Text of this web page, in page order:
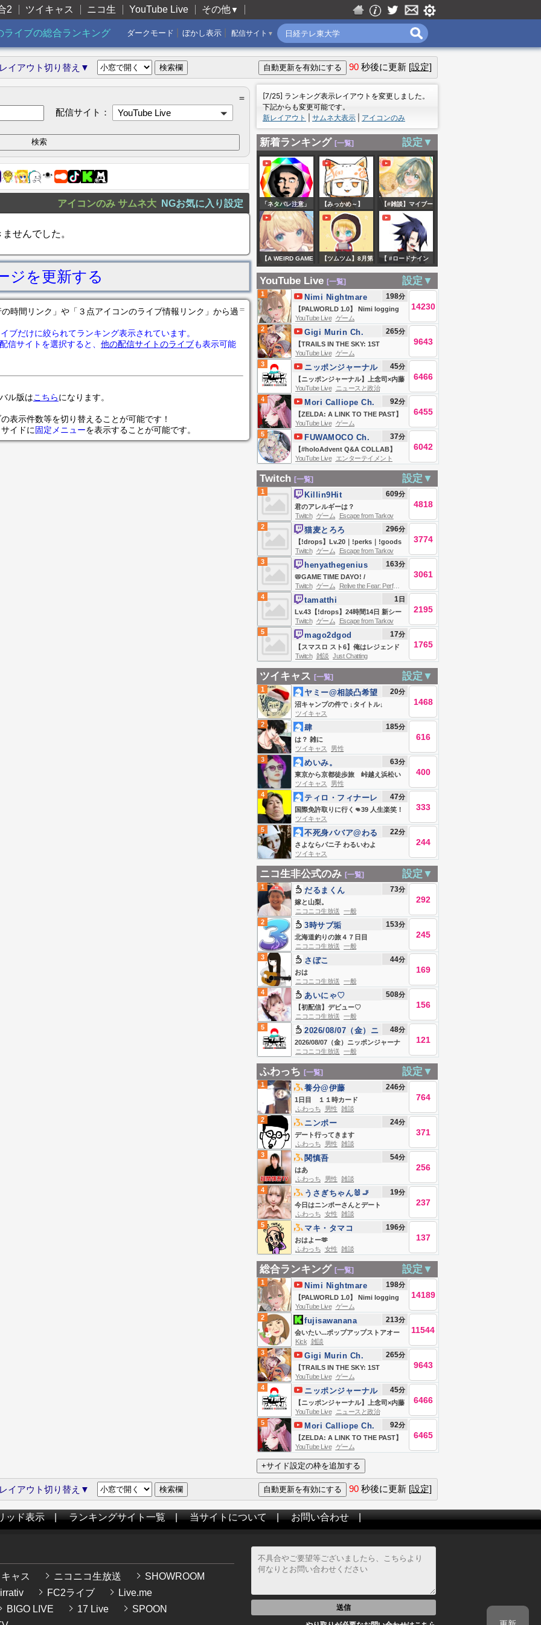
2 ツイキャス ニコ生 YouTube Live その他▼
ライブの総合ランキング 配信サイト ▼
ぼかし表示
ダークモード
イアウト切り替え▼ 90 秒後に更新 [設定]
＝
配信サイト：
YouTube Live
アイコンのみ サムネ大 NGお気に入り設定
せんでした。
ジを更新する
＝
時間リンク」や「３点アイコンのライブ情報リンク」から過
ブだけに絞られてランキング表示されています。
信サイトを選択すると、 他の配信サイトのライブも表示可能
ル版はこちらになります。
表示件数等を切り替えることが可能です！
イドに固定メニューを表示することが可能です。
[7/25] ランキング表示レイアウトを変更しました。
下記からも変更可能です。
新レイアウト
サムネ大表示 アイコンのみ
新着ランキング [一覧] 設定▼
「ネタバレ注意」
ソードイノシシオ
フライン デスゲー
ム編 n回目
【Echoes of
Aincrad】
【みっかめ～】
奮❢❢真夏のお絵か
き夏合宿2026
🌴/Drawing
Summer Camp
【#雑談】マイブー
ム3選☕️
【A WEIRD GAME
ABOUT
is this game o_o
【ツムツム】8月第
2弾新ツム最速
LIVE！スキル1～6
初見プレイ！【生
放送】
【 #ロードナイン
】今後のアプデ確
認と運営からプレ
ゼント届きました
#LORDNINE 】【
#權力之望 】【 #로
드나인 】
YouTube Live [一覧] 設定▼
1
【PALWORLD 1.0】 Nimi logging
in!
Nimi Nightmare 198分
14230
YouTube Live ゲーム
2
【TRAILS IN THE SKY: 1ST
CHAPTER】i've been talking
about playing this for months and
here we are
Gigi Murin Ch.
hololive-EN
265分
9643
YouTube Live ゲーム
3
【ニッポンジャーナル】上念司×内藤
陽介 最新ニュースを解説！
ニッポンジャーナル 45分
6466
YouTube Live
ニュースと政治
4
【ZELDA: A LINK TO THE PAST】
first ever zelda literally in my life
#calliolive
Mori Calliope Ch.
hololive-EN
92分
6455
YouTube Live ゲーム
5
【#holoAdvent Q&A COLLAB】
answering your BURNING
questions for our 3rd anniversary
🐾 【FUWAMOCO】
FUWAMOCO Ch.
hololive-EN
37分
6042
YouTube Live エンターテイメント
Twitch [一覧] 設定▼
1
君のアレルギーは？
Killin9Hit 609分
4818
Twitch ゲーム
Escape from Tarkov
2
【!drops】Lv.20｜!perks｜!goods
｜アレルギーあとふたつ未検出かも
です！- Escape from Tarkov【猫麦
とろろ/個人Vtuber】
猫麦とろろ 296分
3774
Twitch ゲーム
Escape from Tarkov
3
📛GAME TIME DAYO! /
!gamersupps !tts !youtube !tiktok
!discord !game !fanbox
henyathegenius 163分
3061
Twitch ゲーム
Relive the Fear: Perfect Neighbor
4
Lv.43【!drops】24時間14日 新シー
ズン最前線攻略TV w/nairusan
tamatthi 1 日
2195
Twitch ゲーム
Escape from Tarkov
5
【スマスロ スト6】俺はレジェンド
王に、なる！ﾄﾞﾝｯ！！
mago2dgod 17分
1765
Twitch 雑談 Just Chatting
ツイキャス [一覧] 設定▼
1
沼キャンプの件で ↓タイトル↓
ヤミー@相談凸希望
はLINEへ
20分
1468
ツイキャス
2
は？ 雑に
肆 185分
616
ツイキャス
男性
3
東京から京都徒歩旅 峠越え浜松い
き 今日もなんとか。
めいみ。 63分
400
ツイキャス
男性
4
国際免許取りに行く👊39 人生楽笑！
ティロ・フィナーレ
加川
47分
333
ツイキャス
5
さよならパニ子 わるいわよ
不死身ババア@わる
いわよ
22分
244
ツイキャス
ニコ生非公式のみ [一覧] 設定▼
1
嫁と山梨。
だるまくん 73分
292
ニコニコ生放送 一般
2
北海道釣りの旅４７日目
3時サブ垢 153分
245
ニコニコ生放送 一般
3
おは
さぼこ 44分
169
ニコニコ生放送 一般
4
【初配信】デビュー♡
あいにゃ♡ 508分
156
ニコニコ生放送 一般
5
2026/08/07（金）ニッポンジャーナ
ル 上念司/内藤陽介
2026/08/07（金）ニ
ッポンジャーナル 上
念司/内藤陽介
48分
121
ニコニコ生放送 一般
ふわっち [一覧] 設定▼
1
1日目 １１時カード
養分@伊藤 246分
764
ふわっち 男性 雑談
2
デート行ってきます
ニンポー 24分
371
ふわっち 男性 雑談
3
はあ
関慎吾 54分
256
ふわっち 男性 雑談
4
今日はニンポーさんとデート
‎うさぎちゃん🐰🚬 19分
237
ふわっち 女性 雑談
5
おはよー🫶
マキ・タマコ 196分
137
ふわっち 女性 雑談
総合ランキング [一覧] 設定▼
1
【PALWORLD 1.0】 Nimi logging
in!
Nimi Nightmare 198分
14189
YouTube Live ゲーム
2
会いたい...ポップアップストアオー
プン！吐き気と頭痛(ミラー&amp;ア
ーカイブ無断使用禁止)
fujisawanana 213分
11544
Kick 雑談
3
【TRAILS IN THE SKY: 1ST
CHAPTER】i've been talking
about playing this for months and
here we are
Gigi Murin Ch.
hololive-EN
265分
9643
YouTube Live ゲーム
4
【ニッポンジャーナル】上念司×内藤
陽介 最新ニュースを解説！
ニッポンジャーナル 45分
6466
YouTube Live
ニュースと政治
5
【ZELDA: A LINK TO THE PAST】
first ever zelda literally in my life
#calliolive
Mori Calliope Ch.
hololive-EN
92分
6465
YouTube Live ゲーム
イアウト切り替え▼ 90 秒後に更新 [設定]
ッド表示|ランキングサイト一覧|当サイトについて|お問い合わせ|
ャス ニコニコ生放送
SHOWROOM
FC2ライブ
Live.me
BIGO LIVE
17 Live
SPOON
送信